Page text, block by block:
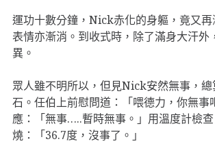
運功十數分鐘，Nick赤化的身軀，竟又
表情亦漸消。到收式時，除了滿身大汗外
異。
眾人雖不明所以，但見Nick安然無事，
石。任伯上前慰問道：「喂德力，你無
應：「無事…..暫時無事。」用溫度計檢
燒：「36.7度，沒事了。」